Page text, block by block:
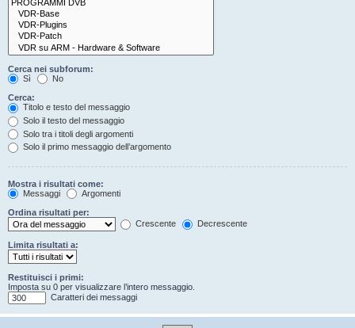
Cerca nei subforum:
Sì
No
Cerca:
Titolo e testo del messaggio
Solo il testo del messaggio
Solo tra i titoli degli argomenti
Solo il primo messaggio dell’argomento
Mostra i risultati come:
Messaggi
Argomenti
Ordina risultati per:
Crescente
Decrescente
Limita risultati a:
Restituisci i primi:
Imposta su 0 per visualizzare l’intero messaggio.
Caratteri dei messaggi